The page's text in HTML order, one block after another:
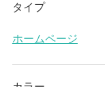
タイプ
ホームページ